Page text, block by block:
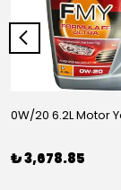
₺ 3,678.85